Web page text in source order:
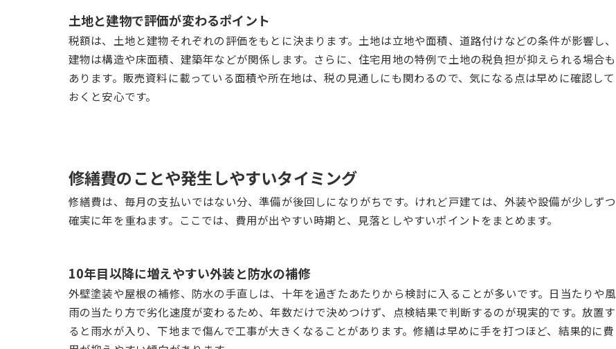
土地と建物で評価が変わるポイント
税額は、土地と建物それぞれの評価をもとに決まります。土地は立地や面積、道路付けなどの条件が影響し、
建物は構造や床面積、建築年などが関係します。さらに、住宅用地の特例で土地の税負担が抑えられる場合も
あります。販売資料に載っている面積や所在地は、税の見通しにも関わるので、気になる点は早めに確認して
おくと安心です。
修繕費のことや発生しやすいタイミング
修繕費は、毎月の支払いではない分、準備が後回しになりがちです。けれど戸建ては、外装や設備が少しずつ
確実に年を重ねます。ここでは、費用が出やすい時期と、見落としやすいポイントをまとめます。
10年目以降に増えやすい外装と防水の補修
外壁塗装や屋根の補修、防水の手直しは、十年を過ぎたあたりから検討に入ることが多いです。日当たりや風
雨の当たり方で劣化速度が変わるため、年数だけで決めつけず、点検結果で判断するのが現実的です。放置す
ると雨水が入り、下地まで傷んで工事が大きくなることがあります。修繕は早めに手を打つほど、結果的に費